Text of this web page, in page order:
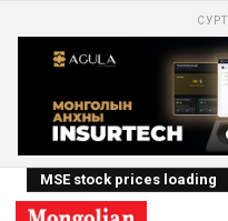
MSE stock prices loading